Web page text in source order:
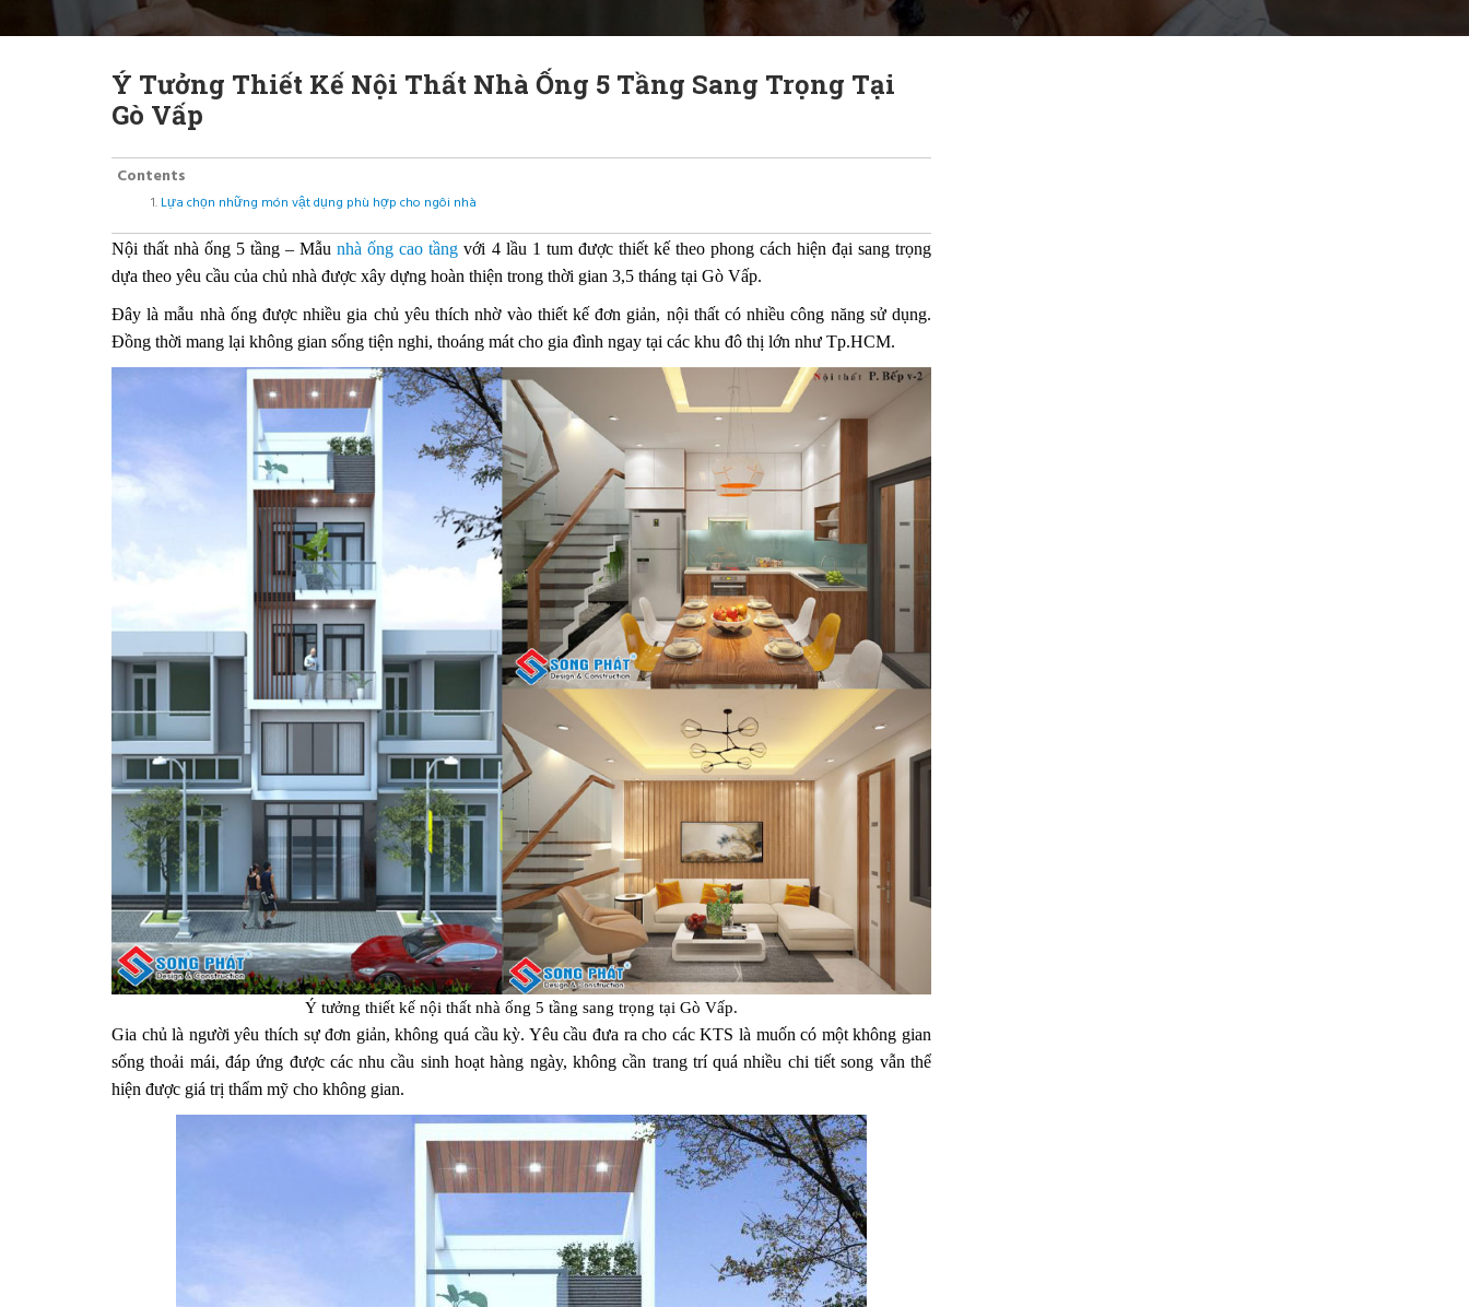
Ý Tưởng Thiết Kế Nội Thất Nhà Ống 5 Tầng Sang Trọng Tại
Gò Vấp
Contents
Lựa chọn những món vật dụng phù hợp cho ngôi nhà
Nội thất nhà ống 5 tầng – Mẫunhà ống cao tầng với 4 lầu 1 tum được thiết kế theo phong cách hiện đại sang trọng
dựa theo yêu cầu của chủ nhà được xây dựng hoàn thiện trong thời gian 3,5 tháng tại Gò Vấp.
Đây là mẫu nhà ống được nhiều gia chủ yêu thích nhờ vào thiết kế đơn giản, nội thất có nhiều công năng sử dụng.
Đồng thời mang lại không gian sống tiện nghi, thoáng mát cho gia đình ngay tại các khu đô thị lớn như Tp.HCM.
Ý tưởng thiết kế nội thất nhà ống 5 tầng sang trọng tại Gò Vấp.
Gia chủ là người yêu thích sự đơn giản, không quá cầu kỳ. Yêu cầu đưa ra cho các KTS là muốn có một không gian
sống thoải mái, đáp ứng được các nhu cầu sinh hoạt hàng ngày, không cần trang trí quá nhiều chi tiết song vẫn thể
hiện được giá trị thẩm mỹ cho không gian.